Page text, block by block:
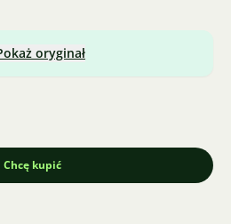
od aktualnego okresu
Przy zakupie większej
oryginał
Chcę kupić